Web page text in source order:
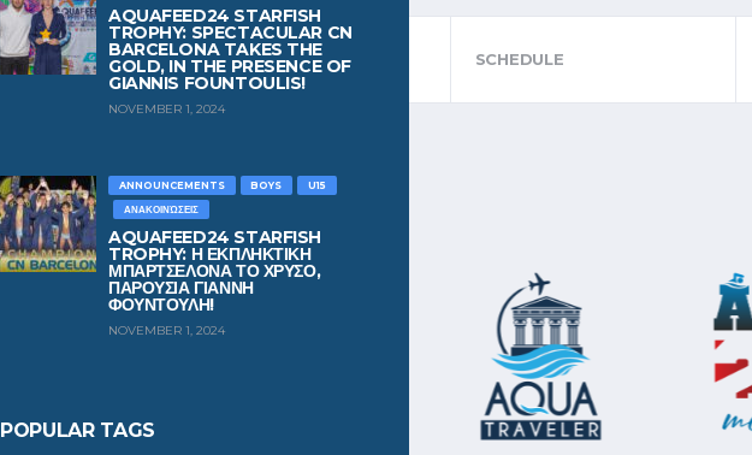
AQUAFEED24 STARFISH
TROPHY: SPECTACULAR CN
BARCELONA TAKES THE
GOLD, IN THE PRESENCE OF
GIANNIS FOUNTOULIS!
NOVEMBER 1, 2024
ANNOUNCEMENTS BOYS
U15
ΑΝΑΚΟΙΝΏΣΕΙΣ
AQUAFEED24 STARFISH
TROPHY: Η ΕΚΠΛΗΚΤΙΚΗ
ΜΠΑΡΤΣΕΛΟΝΑ ΤΟ ΧΡΥΣΟ,
ΠΑΡΟΥΣΙΑ ΓΙΑΝΝΗ
ΦΟΥΝΤΟΥΛΗ!
NOVEMBER 1, 2024
POPULAR TAGS
STANDINGS SCHEDULE